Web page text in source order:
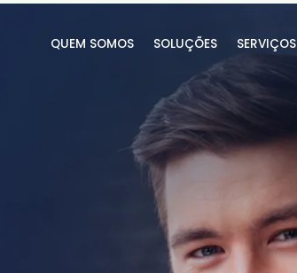
QUEM SOMOS SOLUÇÕES SERVIÇOS